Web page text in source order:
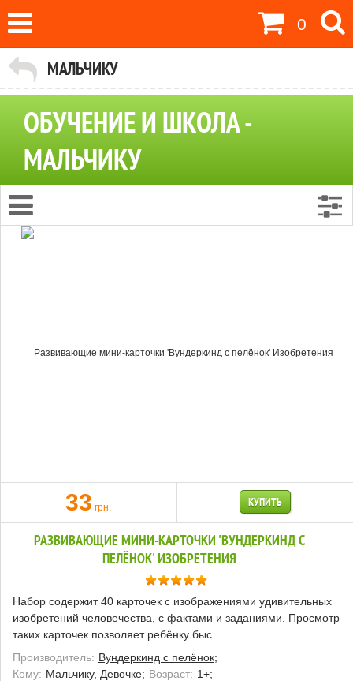
ОБУЧЕНИЕ И ШКОЛА -
МАЛЬЧИКУ
33 грн. КУПИТЬ
РАЗВИВАЮЩИЕ МИНИ-КАРТОЧКИ 'ВУНДЕРКИНД С
ПЕЛЁНОК' ИЗОБРЕТЕНИЯ
Набор содержит 40 карточек с изображениями удивительных
изобретений человечества, с фактами и заданиями. Просмотр
таких карточек позволяет ребёнку быс...
Производитель: Вундеркинд с пелёнок;
Кому: Мальчику, Девочке; Возраст: 1+;
0
МАЛЬЧИКУ